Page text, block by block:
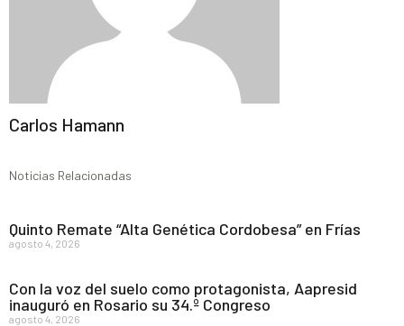
Carlos Hamann
Noticias Relacionadas
Quinto Remate “Alta Genética Cordobesa” en Frías
agosto 4, 2026
Con la voz del suelo como protagonista, Aapresid
inauguró en Rosario su 34.º Congreso
agosto 4, 2026